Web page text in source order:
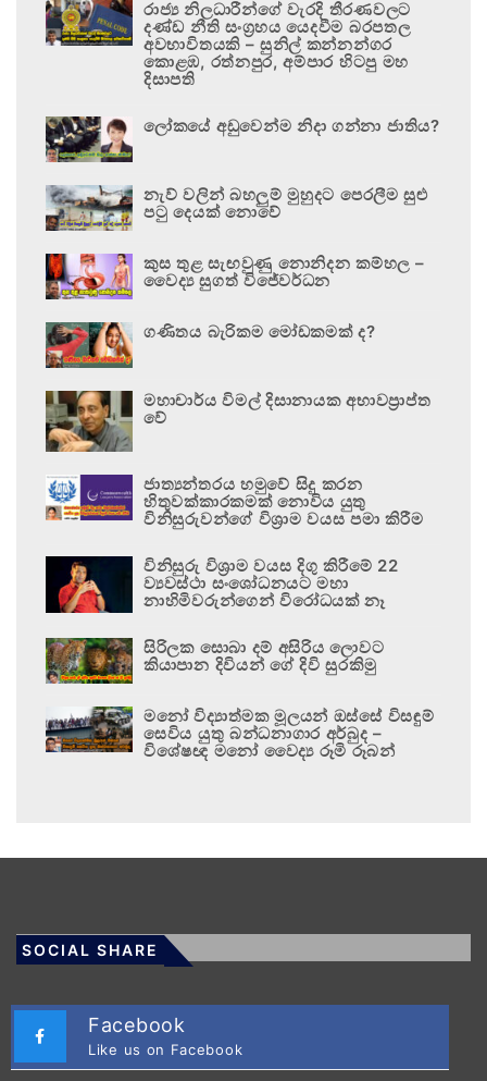
රාජ්‍ය නිලධාරීන්ගේ වැරදි තීරණවලට
දණ්ඩ නීති සංග්‍රහය යෙදවීම බරපතල
අවභාවිතයකි – සුනිල් කන්නන්ගර
කොළඹ, රත්නපුර, අම්පාර හිටපු මහ
දිසාපති
ලෝකයේ අඩුවෙන්ම නිදා ගන්නා ජාතිය?
නැව් වලින් බහලුම් මුහුදට පෙරලීම සුළු
පටු දෙයක් නොවේ
කුස තුළ සැඟවුණු නොනිදන කම්හල –
වෛද්‍ය සුගත් විජේවර්ධන
ගණිතය බැරිකම මෝඩකමක් ද?
මහාචාර්ය විමල් දිසානායක අභාවප්‍රාප්ත
වේ
ජාත්‍යන්තරය හමුවේ සිදු කරන
හිතුවක්කාරකමක් නොවිය යුතු
විනිසුරුවන්ගේ විශ්‍රාම වයස පමා කිරීම
විනිසුරු විශ්‍රාම වයස දිගු කිරීමේ 22
ව්‍යවස්ථා සංශෝධනයට මහා
නාහිමිවරුන්ගෙන් විරෝධයක් නෑ
සිරිලක සොබා දම් අසිරිය ලොවට
කියාපාන දිවියන් ගේ දිවි සුරකිමු
මනෝ විද්‍යාත්මක මූලයන් ඔස්සේ විසඳුම්
සෙවිය යුතු බන්ධනාගාර අර්බුද –
විශේෂඥ මනෝ වෛද්‍ය රූමි රූබන්
SOCIAL SHARE
Facebook
Like us on Facebook